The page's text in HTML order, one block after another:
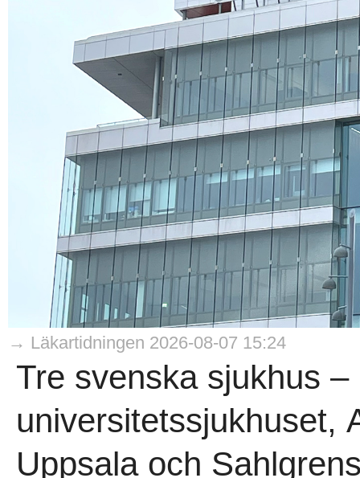
→ Läkartidningen 2026-08-07 15:24
Tre svenska sjukhus –
universitetssjukhuset,
Uppsala och